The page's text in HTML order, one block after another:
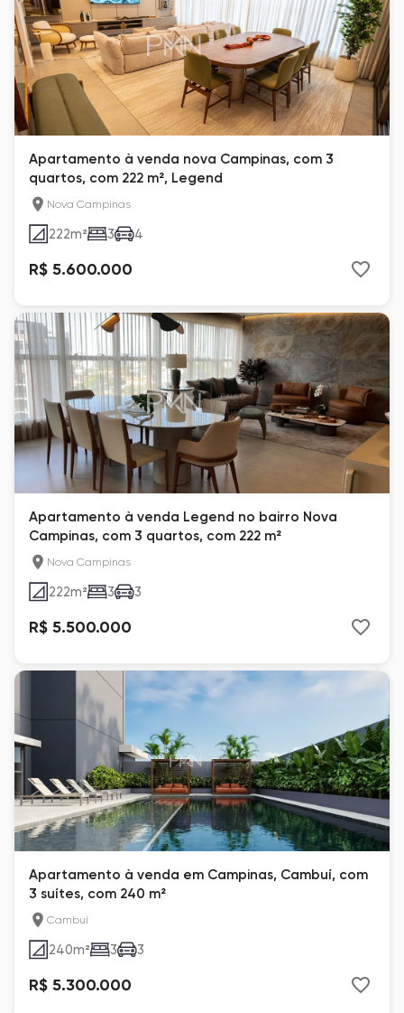
Apartamento à venda nova Campinas, com 3
quartos, com 222 m², Legend
Nova Campinas
222m² 3 4
R$ 5.600.000
Apartamento à venda Legend no bairro Nova
Campinas, com 3 quartos, com 222 m²
Nova Campinas
222m² 3 3
R$ 5.500.000
Apartamento à venda em Campinas, Cambuí, com
3 suítes, com 240 m²
Cambuí
240m² 3 3
R$ 5.300.000